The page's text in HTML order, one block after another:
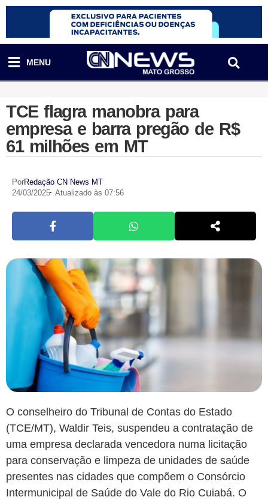
MENU
TCE flagra manobra para
empresa e barra pregão de R$
61 milhões em MT
PorRedação CN News MT
24/03/2025 Atualizado às 07:56
O conselheiro do Tribunal de Contas do Estado
(TCE/MT), Waldir Teis, suspendeu a contratação de
uma empresa declarada vencedora numa licitação
para conservação e limpeza de unidades de saúde
presentes nas cidades que compõem o Consórcio
Intermunicipal de Saúde do Vale do Rio Cuiabá. O